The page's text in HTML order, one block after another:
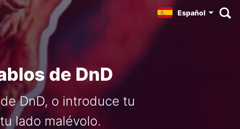
Español
de DnD
DnD, o introduce tu
lado malévolo.